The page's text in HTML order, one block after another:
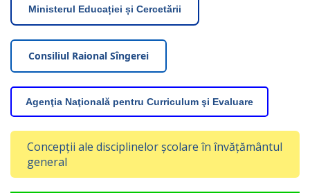
Ministerul Educației și Cercetării
Consiliul Raional Sîngerei
Agenţia Naţională pentru Curriculum şi Evaluare
Concepții ale disciplinelor școlare în învățământul
general